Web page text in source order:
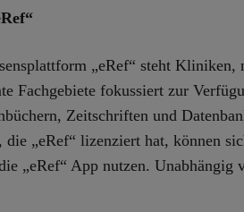
„eRef“ steht
Fachgebiete fokussiert zur
Zeitschriften und
die „eRef“ lizenziert hat, können
„eRef“ App nutzen.